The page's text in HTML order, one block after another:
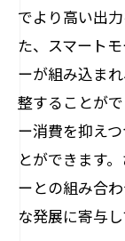
でより高い出
た、スマート
ーが組み込ま
整することが
ー消費を抑え
とができます
ーとの組み合
な発展に寄与し